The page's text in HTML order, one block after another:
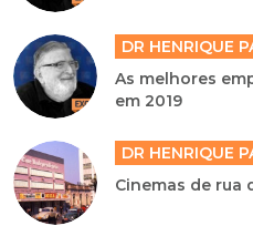
DR HENRIQUE
As melhores
em 2019
DR HENRIQUE
Cinemas de rua